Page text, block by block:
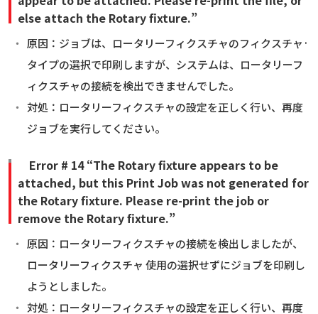
else attach the Rotary fixture.”
原因：ジョブは、ロータリーフィクスチャのフィクスチャ·
タイプの選択で印刷しますが、システムは、ロータリーフ
ィクスチャの接続を検出できませんでした。
対処：ロータリーフィクスチャの設定を正しく行い、再度
ジョブを実行してください。
Error # 14 “The Rotary fixture appears to be
attached, but this Print Job was not generated for
the Rotary fixture. Please re-print the job or
remove the Rotary fixture.”
原因：ロータリーフィクスチャの接続を検出しましたが、
ロータリーフィクスチャ 使用の選択せず​​にジョブを印刷し
ようとしました。
対処：ロータリーフィクスチャの設定を正しく行い、再度